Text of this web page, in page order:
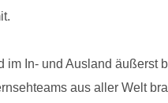
im In- und Ausland
aus aller Welt